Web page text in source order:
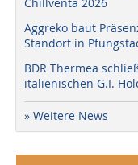
Chillventa 2026
Aggreko baut
Standort in
BDR Thermea
italienischen G.I.
» Weitere News